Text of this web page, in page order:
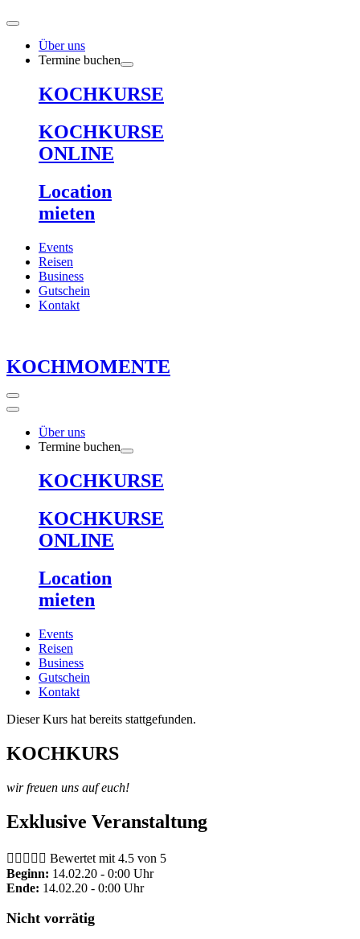
Inhalt
springenÜber uns
Termine buchen
KOCHKURSE
KOCHKURSE
ONLINE
Location
mieten
Events
Reisen
Business
Gutschein
Kontakt
KOCHMOMENTE
Über uns
Termine buchen
KOCHKURSE
KOCHKURSE
ONLINE
Location
mieten
Events
Reisen
Business
Gutschein
Kontakt
Dieser Kurs hat bereits stattgefunden.
KOCHKURS
wir freuen uns auf euch!
Exklusive Veranstaltung
     Bewertet mit 4.5 von 5
Beginn: 14.02.20 - 0:00 Uhr
Ende: 14.02.20 - 0:00 Uhr
Nicht vorrätig